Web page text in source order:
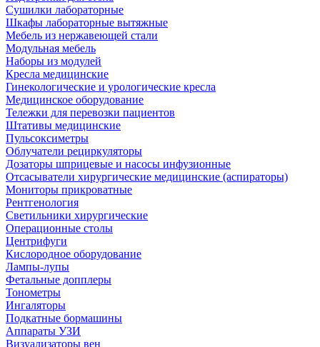
Сушилки лабораторные
Шкафы лабораторные вытяжные
Мебель из нержавеющей стали
Модульная мебель
Наборы из модулей
Кресла медицинские
Гинекологические и урологические кресла
Медицинское оборудование
Тележки для перевозки пациентов
Штативы медицинские
Пульсоксиметры
Облучатели рециркуляторы
Дозаторы шприцевые и насосы инфузионные
Отсасыватели хирургические медицинские (аспираторы)
Мониторы прикроватные
Рентгенология
Светильники хирургические
Операционные столы
Центрифуги
Кислородное оборудование
Лампы-лупы
Фетальные допплеры
Тонометры
Ингаляторы
Подкатные бормашины
Аппараты УЗИ
Визуализаторы вен